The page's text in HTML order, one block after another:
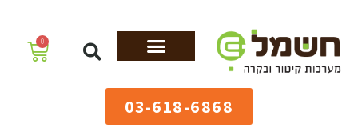
0
03-618-6868